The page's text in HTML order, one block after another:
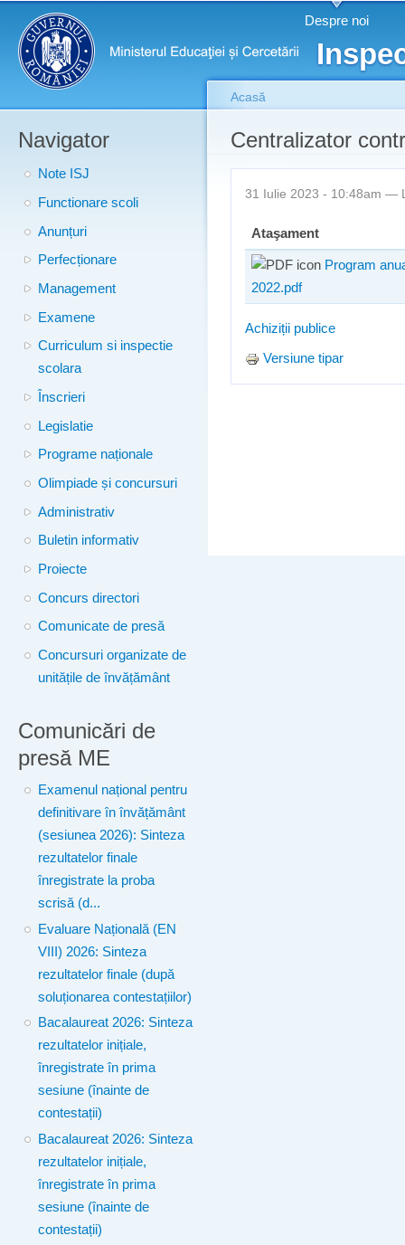
Meniu principal Despre noi
Navigator
Note ISJ
Functionare scoli
Anunțuri
Perfecționare
Management
Examene
Curriculum si inspectie
scolara
Înscrieri
Legislatie
Programe naționale
Olimpiade și concursuri
Administrativ
Buletin informativ
Proiecte
Concurs directori
Comunicate de presă
Concursuri organizate de
unitățile de învățământ
Comunicări de
presă ME
Examenul național pentru
definitivare în învățământ
(sesiunea 2026): Sinteza
rezultatelor finale
înregistrate la proba
scrisă (d...
Evaluare Națională (EN
VIII) 2026: Sinteza
rezultatelor finale (după
soluționarea contestațiilor)
Bacalaureat 2026: Sinteza
rezultatelor inițiale,
înregistrate în prima
sesiune (înainte de
contestații)
Bacalaureat 2026: Sinteza
rezultatelor inițiale,
înregistrate în prima
sesiune (înainte de
contestații)
Eşti aici
Acasă
Centralizator
31 Iulie 2023 - 10:48am —
Ataşament
Program
2022.pdf
Achiziții publice
Versiune tipar